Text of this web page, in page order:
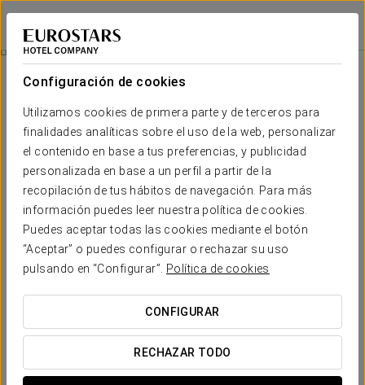
Configuración de cookies
Utilizamos cookies de primera parte y de terceros para
finalidades analíticas sobre el uso de la web, personalizar
el contenido en base a tus preferencias, y publicidad
personalizada en base a un perfil a partir de la
recopilación de tus hábitos de navegación. Para más
información puedes leer nuestra política de cookies.
Puedes aceptar todas las cookies mediante el botón
“Aceptar” o puedes configurar o rechazar su uso
pulsando en “Configurar”.
Política de cookies
CONFIGURAR
RECHAZAR TODO
Exe Casablanca
CASABLANCA
Experiencia Romántica
15 €
Experiencia romántica
Hay momentos que merecen ser celebrados con calma y
complicidad. En Exe Casablanca te invitamos a vivir una
escapada diseñada para crear recuerdos inolvidables junto
a quien más quieres.